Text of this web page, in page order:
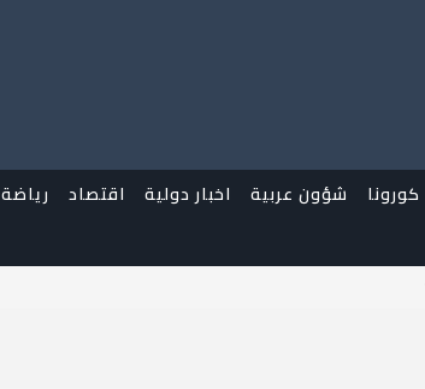
كورونا شؤون عربية اخبار دولية اقتصاد رياضة